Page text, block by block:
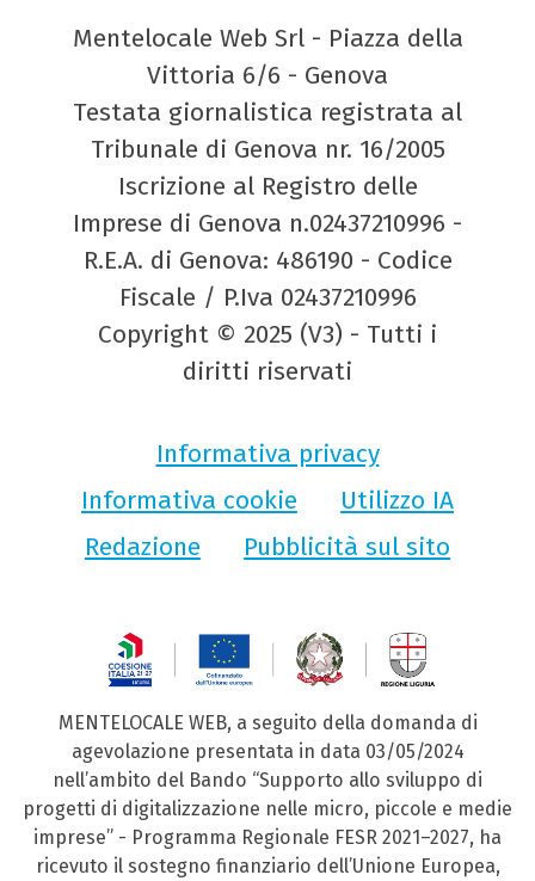
Mentelocale Web Srl - Piazza della
Vittoria 6/6 - Genova
Testata giornalistica registrata al
Tribunale di Genova nr. 16/2005
Iscrizione al Registro delle
Imprese di Genova n.02437210996 -
R.E.A. di Genova: 486190 - Codice
Fiscale / P.Iva 02437210996
Copyright © 2025 (V3) - Tutti i
diritti riservati
Informativa privacy
Informativa cookie
Utilizzo IA
Redazione
Pubblicità sul sito
MENTELOCALE WEB, a seguito della domanda di
agevolazione presentata in data 03/05/2024
nell’ambito del Bando “Supporto allo sviluppo di
progetti di digitalizzazione nelle micro, piccole e medie
imprese” - Programma Regionale FESR 2021–2027, ha
ricevuto il sostegno finanziario dell’Unione Europea,